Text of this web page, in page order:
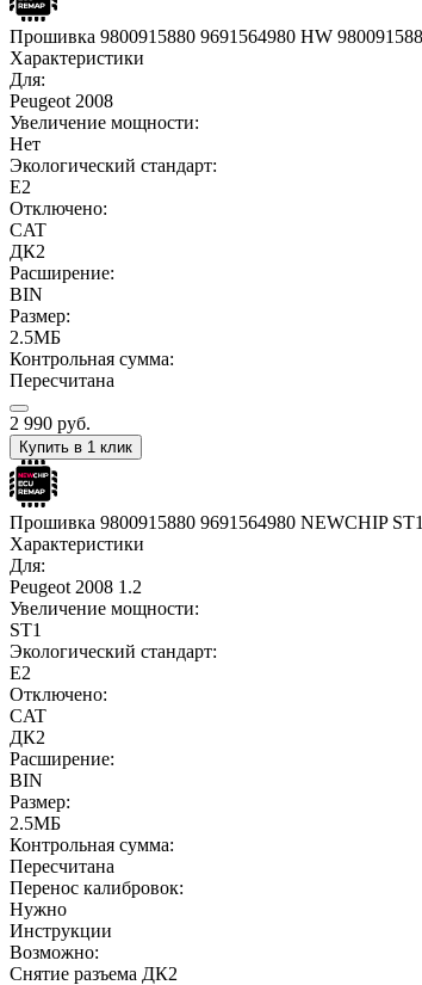
Прошивка 9800915880 9691564980 HW
Характеристики
Для:
Peugeot 2008
Увеличение мощности:
Нет
Экологический стандарт:
E2
Отключено:
CAT
ДК2
Расширение:
BIN
Размер:
2.5МБ
Контрольная сумма:
Пересчитана
2 990 руб.
Купить в 1 клик
Прошивка 9800915880 9691564980 NEWCHIP
Характеристики
Для:
Peugeot 2008 1.2
Увеличение мощности:
ST1
Экологический стандарт:
E2
Отключено:
CAT
ДК2
Расширение:
BIN
Размер:
2.5МБ
Контрольная сумма:
Пересчитана
Перенос калибровок:
Нужно
Инструкции
Возможно:
Снятие разъема ДК2